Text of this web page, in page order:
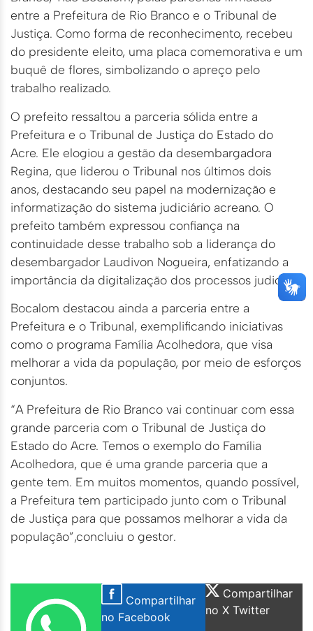
entre a Prefeitura de Rio Branco e o Tribunal de
Justiça. Como forma de reconhecimento, recebeu
do presidente eleito, uma placa comemorativa e um
buquê de flores, simbolizando o apreço pelo
trabalho realizado.
O prefeito ressaltou a parceria sólida entre a
Prefeitura e o Tribunal de Justiça do Estado do
Acre. Ele elogiou a gestão da desembargadora
Regina, que liderou o Tribunal nos últimos dois
anos, destacando seu papel na modernização e
informatização do sistema judiciário acreano. O
prefeito também expressou confiança na
continuidade desse trabalho sob a liderança do
desembargador Laudivon Nogueira, enfatizando a
importância da digitalização dos processos judiciais.
Bocalom destacou ainda a parceria entre a
Prefeitura e o Tribunal, exemplificando iniciativas
como o programa Família Acolhedora, que visa
melhorar a vida da população, por meio de esforços
conjuntos.
“A Prefeitura de Rio Branco vai continuar com essa
grande parceria com o Tribunal de Justiça do
Estado do Acre. Temos o exemplo do Família
Acolhedora, que é uma grande parceria que a
gente tem. Em muitos momentos, quando possível,
a Prefeitura tem participado junto com o Tribunal
de Justiça para que possamos melhorar a vida da
população”,concluiu o gestor.
Compartilhar
no Facebook
Compartilhar
no X Twitter